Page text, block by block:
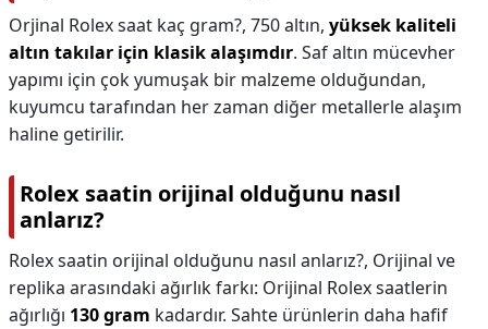
Orjinal Rolex saat kaç gram?, 750 altın, yüksek kaliteli
altın takılar için klasik alaşımdır. Saf altın mücevher
yapımı için çok yumuşak bir malzeme olduğundan,
kuyumcu tarafından her zaman diğer metallerle alaşım
haline getirilir.
Rolex saatin orijinal olduğunu nasıl
anlarız?
Rolex saatin orijinal olduğunu nasıl anlarız?, Orijinal ve
replika arasındaki ağırlık farkı: Orijinal Rolex saatlerin
ağırlığı 130 gram kadardır. Sahte ürünlerin daha hafif